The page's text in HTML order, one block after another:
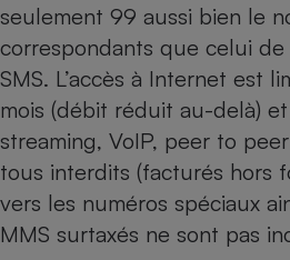
seulement 99 aussi bien le
correspondants que celui
SMS. L’accès à Internet est
mois (débit réduit au-delà)
streaming, VoIP, peer to
tous interdits (facturés hors
vers les numéros spéciaux
MMS surtaxés ne sont pas